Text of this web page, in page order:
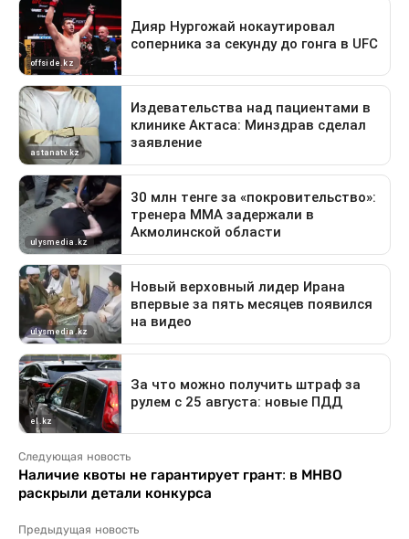
Следующая новость
Наличие квоты не гарантирует грант: в МНВО
раскрыли детали конкурса
Предыдущая новость